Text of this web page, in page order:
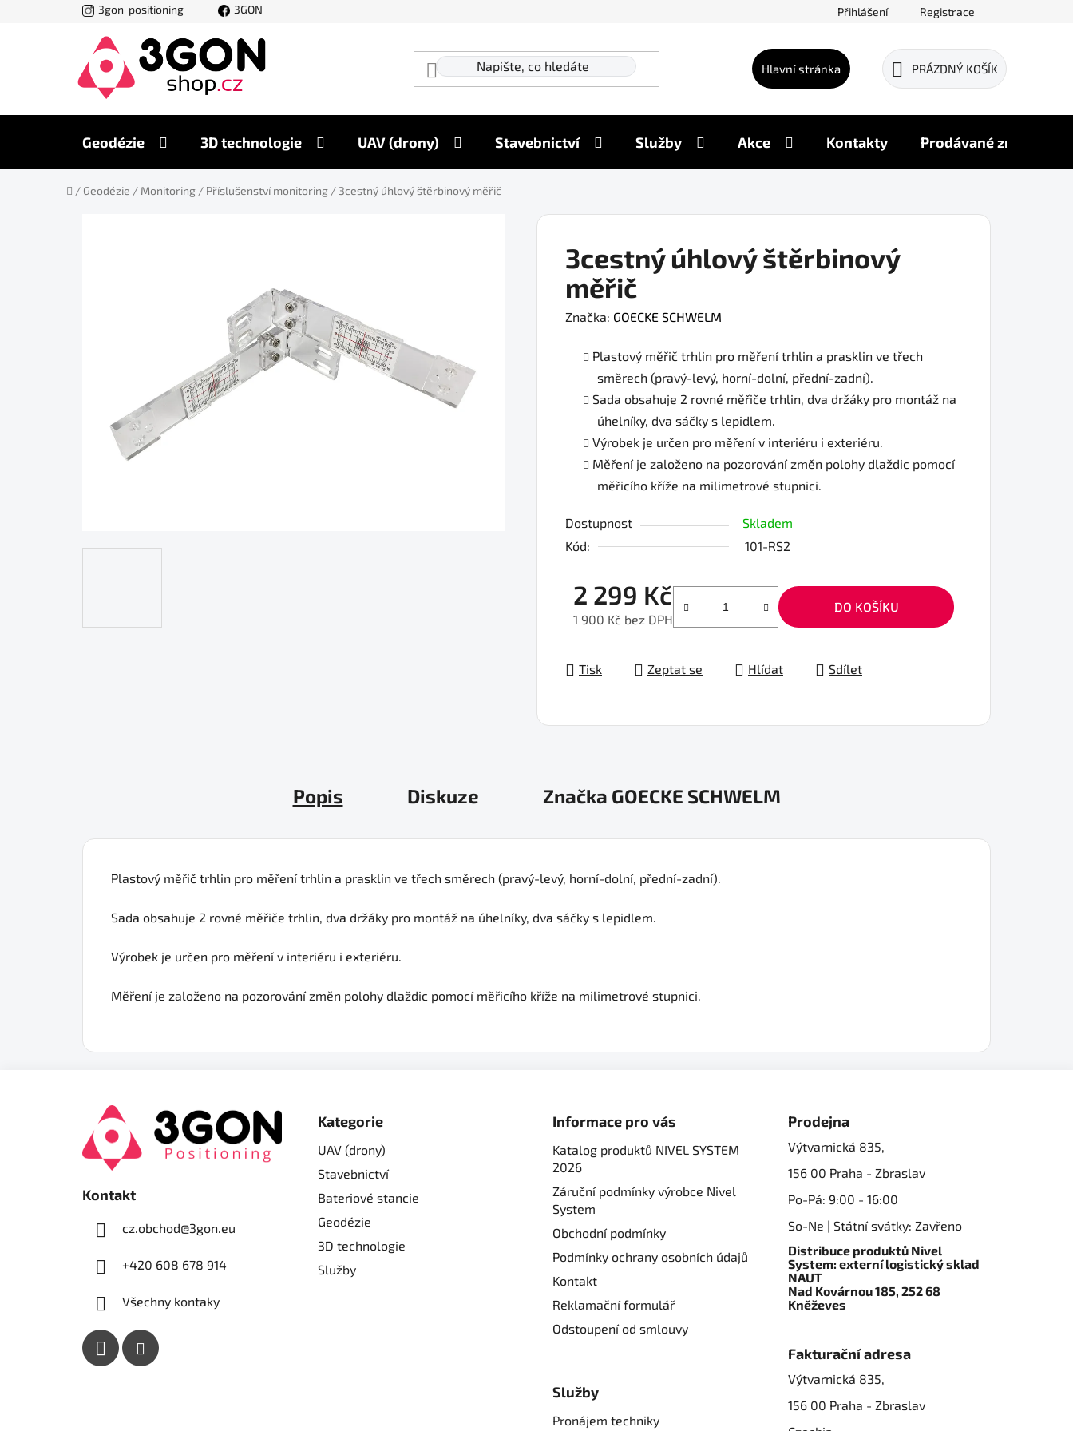
3gon_positioning 3GON Přihlášení Registrace
Hlavní stránka
NÁKUPNÍ
PRÁZDNÝ KOŠÍK
Geodézie 3D technologie UAV (drony) Stavebnictví Služby Akce Kontakty Prodávané značky
Domů
/ Geodézie / Monitoring / Příslušenství monitoring / 3cestný úhlový štěrbinový měřič
3cestný úhlový štěrbinový
měřič
Značka: GOECKE SCHWELM
Plastový měřič trhlin pro měření trhlin a prasklin ve třech
směrech (pravý-levý, horní-dolní, přední-zadní).
Sada obsahuje 2 rovné měřiče trhlin, dva držáky pro montáž na
úhelníky, dva sáčky s lepidlem.
Výrobek je určen pro měření v interiéru i exteriéru.
Měření je založeno na pozorování změn polohy dlaždic pomocí
měřicího kříže na milimetrové stupnici.
Dostupnost
Skladem
Kód:
101-RS2
2 299 Kč
1 900 Kč bez DPH
DO KOŠÍKU
Tisk Zeptat se Hlídat Sdílet
Popis Diskuze Značka GOECKE SCHWELM
Plastový měřič trhlin pro měření trhlin a prasklin ve třech směrech (pravý-levý, horní-dolní, přední-zadní).
Sada obsahuje 2 rovné měřiče trhlin, dva držáky pro montáž na úhelníky, dva sáčky s lepidlem.
Výrobek je určen pro měření v interiéru i exteriéru.
Měření je založeno na pozorování změn polohy dlaždic pomocí měřicího kříže na milimetrové stupnici.
Kontakt
cz.obchod@3gon.eu
+420 608 678 914
Všechny kontaky
Kategorie
UAV (drony)
Stavebnictví
Bateriové stancie
Geodézie
3D technologie
Služby
Informace pro vás
Katalog produktů NIVEL SYSTEM
2026
Záruční podmínky výrobce Nivel
System
Obchodní podmínky
Podmínky ochrany osobních údajů
Kontakt
Reklamační formulář
Odstoupení od smlouvy
Služby
Pronájem techniky
Prodejna
Výtvarnická 835,
156 00 Praha - Zbraslav
Po-Pá: 9:00 - 16:00
So-Ne | Státní svátky: Zavřeno
Distribuce produktů Nivel
System: externí logistický sklad
NAUT
Nad Kovárnou 185, 252 68
Kněževes
Fakturační adresa
Výtvarnická 835,
156 00 Praha - Zbraslav